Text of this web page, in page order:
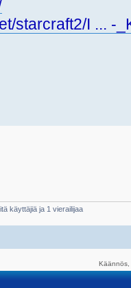
starcraft2/I ... -
käyttäjiä ja 1 vierailijaa